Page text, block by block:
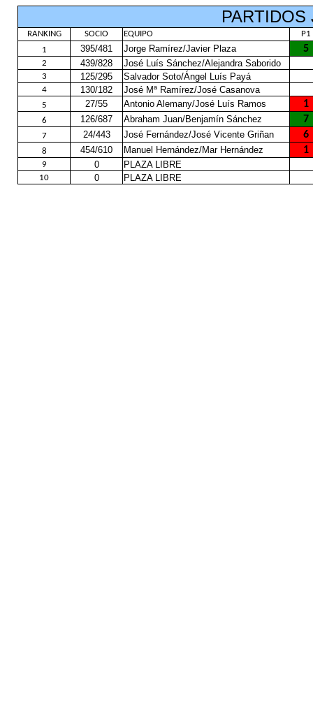
PARTIDOS
RANKING SOCIO EQUIPO
P1
1
395/481 Jorge Ramírez/Javier Plaza 5
2 439/828 José Luís Sánchez/Alejandra Saborido
3 125/295 Salvador Soto/Ángel Luís Payá
4 130/182 José Mª Ramírez/José Casanova
5 27/55 Antonio Alemany/José Luís Ramos 1
6 126/687 Abraham Juan/Benjamín Sánchez 7
7 24/443 José Fernández/José Vicente Griñan 6
8 454/610 Manuel Hernández/Mar Hernández 1
9 0 PLAZA LIBRE
10 0 PLAZA LIBRE